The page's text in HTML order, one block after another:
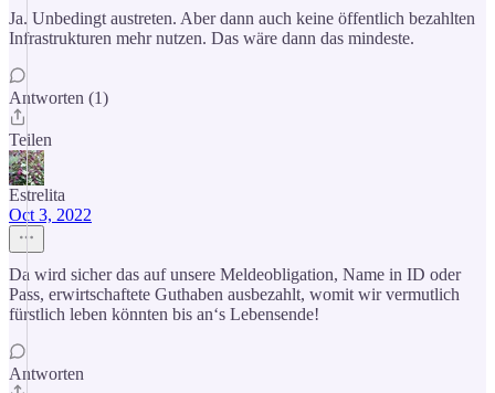
Ja. Unbedingt austreten. Aber dann auch keine öffentlich bezahlten
Infrastrukturen mehr nutzen. Das wäre dann das mindeste.
Antworten (1)
Teilen
Estrelita
Oct 3, 2022
Da wird sicher das auf unsere Meldeobligation, Name in ID oder
Pass, erwirtschaftete Guthaben ausbezahlt, womit wir vermutlich
fürstlich leben könnten bis an‘s Lebensende!
Antworten